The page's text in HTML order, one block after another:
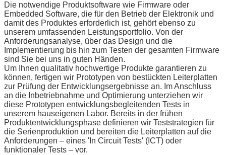
Die notwendige Produktsoftware wie Firmware oder
Embedded Software, die für den Betrieb der Elektronik und
damit des Produktes erforderlich ist, gehört ebenso zu
unserem umfassenden Leistungsportfolio. Von der
Anforderungsanalyse, über das Design und die
Implementierung bis hin zum Testen der gesamten Firmware
sind Sie bei uns in guten Händen.
Um Ihnen qualitativ hochwertige Produkte garantieren zu
können, fertigen wir Prototypen von bestückten Leiterplatten
zur Prüfung der Entwicklungsergebnisse an. Im Anschluss
an die Inbetriebnahme und Optimierung unterziehen wir
diese Prototypen entwicklungsbegleitenden Tests in
unserem hauseigenen Labor. Bereits in der frühen
Produktentwicklungsphase definieren wir Teststrategien für
die Serienproduktion und bereiten die Leiterplatten auf die
Anforderungen – eines 'In Circuit Tests' (ICT) oder
funktionaler Tests – vor.